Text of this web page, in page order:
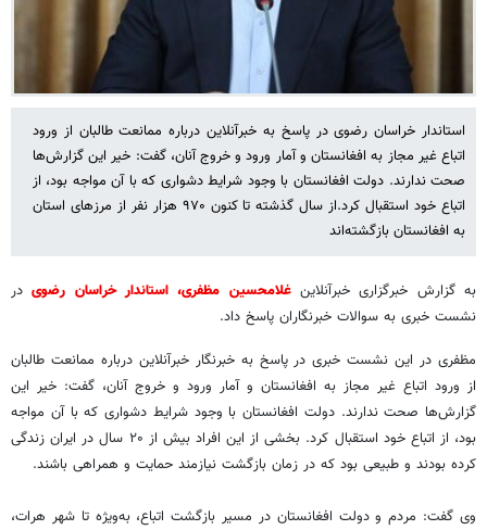
استاندار خراسان رضوی در پاسخ به خبرآنلاین درباره ممانعت طالبان از ورود
اتباع غیر مجاز به افغانستان و آمار ورود و خروج آنان، گفت: خیر این گزارش‌ها
صحت ندارند. دولت افغانستان با وجود شرایط دشواری که با آن مواجه بود، از
اتباع خود استقبال کرد.از سال گذشته تا کنون ۹۷۰ هزار نفر از مرزهای استان
به افغانستان بازگشته‌اند
به گزارش خبرگزاری خبرآنلاینغلامحسین مظفری، استاندار خراسان رضویدر
نشست خبری به سوالات خبرنگاران پاسخ داد.
مظفری در این نشست خبری در پاسخ به خبرنگار خبرآنلاین درباره ممانعت طالبان
از ورود اتباع غیر مجاز به افغانستان و آمار ورود و خروج آنان، گفت: خیر این
گزارش‌ها صحت ندارند. دولت افغانستان با وجود شرایط دشواری که با آن مواجه
بود، از اتباع خود استقبال کرد. بخشی از این افراد بیش از ۲۰ سال در ایران زندگی
کرده بودند و طبیعی بود که در زمان بازگشت نیازمند حمایت و همراهی باشند.
وی گفت: مردم و دولت افغانستان در مسیر بازگشت اتباع، به‌ویژه تا شهر هرات،